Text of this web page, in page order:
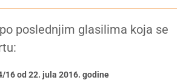
poslednjim glasilima koja se
16 od 22. jula 2016. godine